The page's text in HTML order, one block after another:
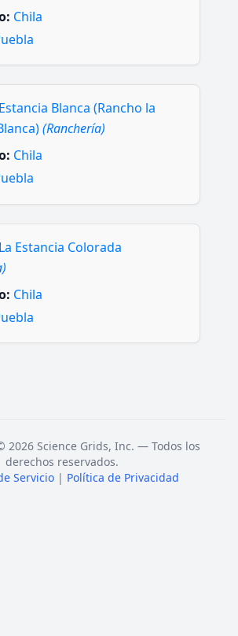
Chila
Estancia Blanca (Rancho la
(Ranchería)
Chila
La Estancia Colorada
Chila
2026 Science Grids, Inc. — Todos los
derechos reservados.
Servicio | Política de Privacidad